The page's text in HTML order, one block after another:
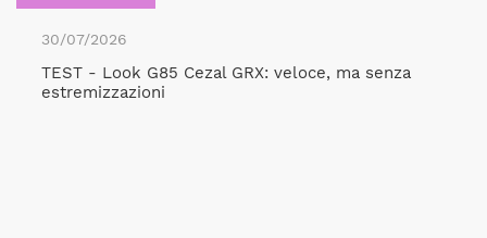
30/07/2026
TEST - Look G85 Cezal GRX: veloce, ma senza
estremizzazioni